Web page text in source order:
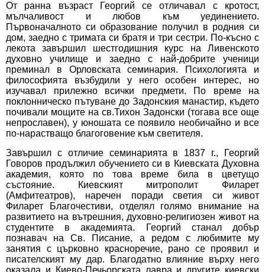
От ранна възраст Георгий се отличавал с кротост,
мълчаливост и любов към уединението.
Първоначалното си образование получил в родния си
дом, заедно с тримата си братя и три сестри. По-късно с
лекота завършил шестгодишния курс на Ливенското
духовно училище и заедно с най-добрите ученици
преминал в Орловската семинария. Психологията и
философията възбудили у него особен интерес, но
изучавал прилежно всички предмети. По време на
поклонническо пътуване до Задонския манастир, където
почивали мощите на св.Тихон Задонски (тогава все още
непрославен), у юношата се появило необичайно и все
по-нарастващо благоговение към светителя.
Завършил с отличие семинарията в 1837 г., Георгий
Говоров продължил обучението си в Киевската Духовна
академия, която по това време била в цветущо
състояние. Киевският митрополит Филарет
(Амфитеатров), наречен поради светия си живот
Филарет Благочестиви, отделял голямо внимание на
развитието на вътрешния, духовно-религиозен живот на
студентите в академията. Георгий станал добър
познавач на Св. Писание, а редом с любимите му
занятия с църковно красноречие, рано се проявил и
писателският му дар. Благодатно влияние върху него
оказала и Киево-Печьорската лавра и другите киевски